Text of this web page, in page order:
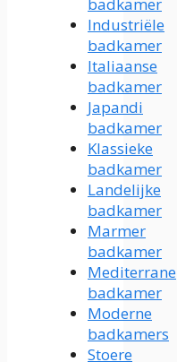
Industriële
badkamer
Italiaanse
badkamer
Japandi
badkamer
Klassieke
badkamer
Landelijke
badkamer
Marmer
badkamer
Mediterrane
badkamer
Moderne
badkamers
Stoere